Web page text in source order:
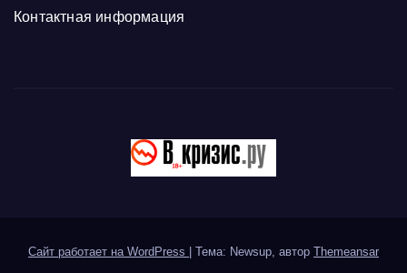
Контактная информация
Сайт работает на WordPress Тема: Newsup, автор Themeansar